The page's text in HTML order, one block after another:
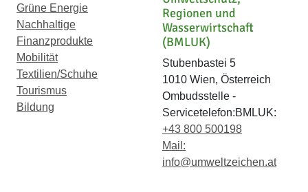
Grüne Energie
Nachhaltige
Finanzprodukte
Mobilität
Textilien/Schuhe
Tourismus
Bildung
Regionen und
Wasserwirtschaft
(BMLUK)
Stubenbastei 5
1010 Wien, Österreich
Ombudsstelle -
Servicetelefon:BMLUK:
+43 800 500198
Mail:
info@umweltzeichen.at